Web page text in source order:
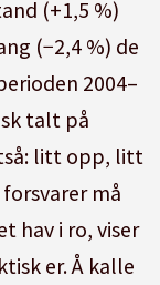
(+1,5 %)
(−2,4 %) de
2004–
talt på
litt opp, litt
må
hav i ro, viser
er. Å kalle